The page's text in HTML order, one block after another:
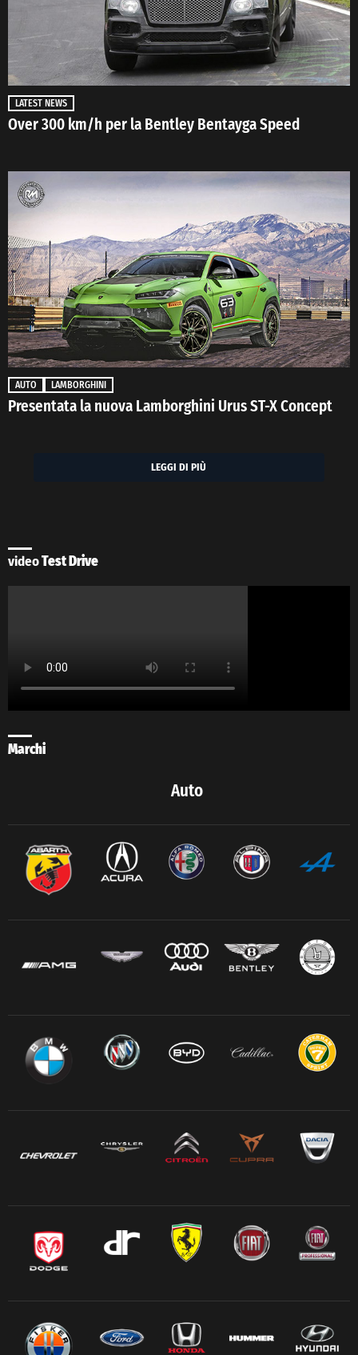
LATEST NEWS
Over 300 km/h per la Bentley Bentayga Speed
AUTO LAMBORGHINI
Presentata la nuova Lamborghini Urus ST-X Concept
LEGGI DI PIÙ
videoTest Drive
Marchi
Auto